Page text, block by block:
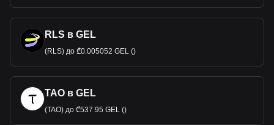
RLS в GEL
(RLS) до ₾0.005052 GEL ()
TAO в GEL
(TAO) до ₾537.95 GEL ()